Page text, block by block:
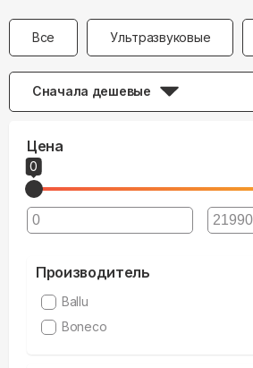
Все Ультразвуковые
Сначала дешевые
Цена
0
Производитель
Ballu
Boneco